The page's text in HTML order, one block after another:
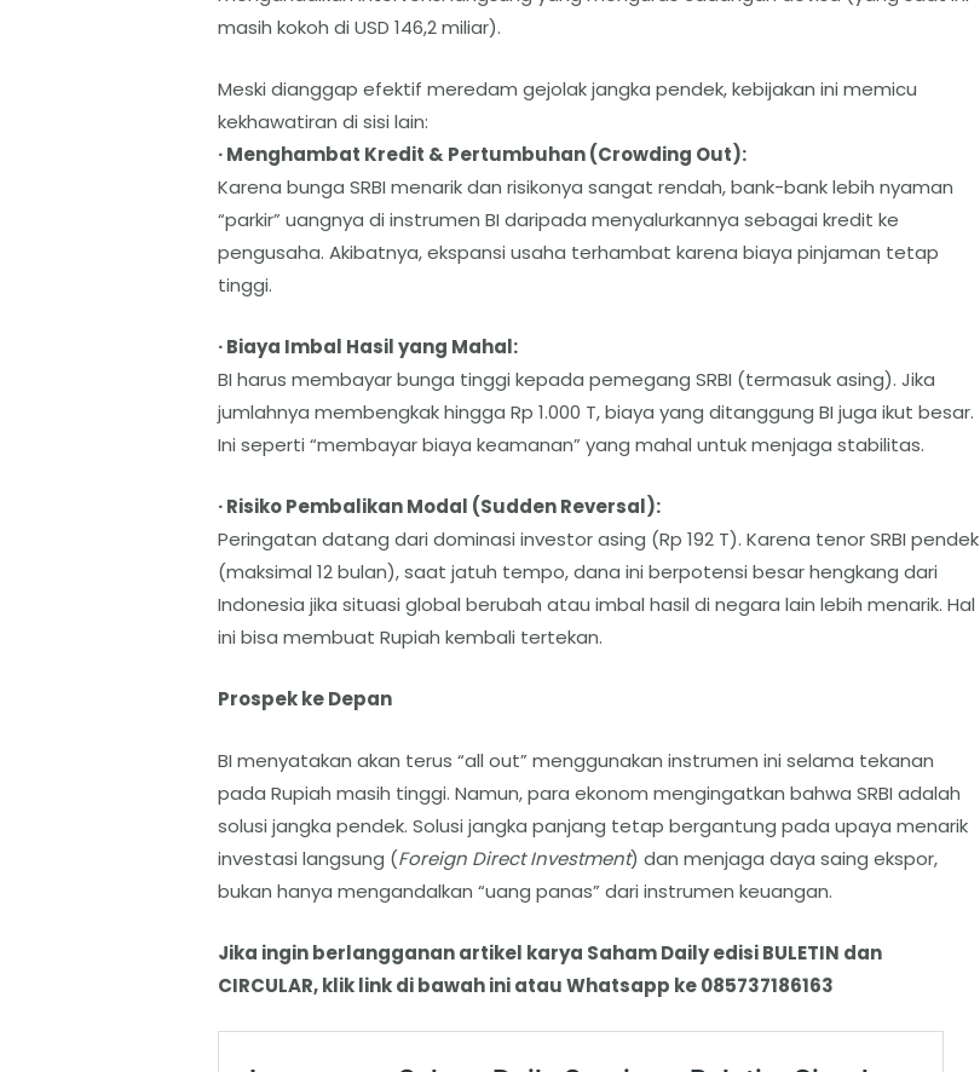
masih kokoh di USD 146,2 miliar).
Meski dianggap efektif meredam gejolak jangka pendek, kebijakan ini memicu
kekhawatiran di sisi lain:
· Menghambat Kredit & Pertumbuhan (Crowding Out):
Karena bunga SRBI menarik dan risikonya sangat rendah, bank-bank lebih nyaman
“parkir” uangnya di instrumen BI daripada menyalurkannya sebagai kredit ke
pengusaha. Akibatnya, ekspansi usaha terhambat karena biaya pinjaman tetap
tinggi.
· Biaya Imbal Hasil yang Mahal:
BI harus membayar bunga tinggi kepada pemegang SRBI (termasuk asing). Jika
jumlahnya membengkak hingga Rp 1.000 T, biaya yang ditanggung BI juga ikut besar.
Ini seperti “membayar biaya keamanan” yang mahal untuk menjaga stabilitas.
· Risiko Pembalikan Modal (Sudden Reversal):
Peringatan datang dari dominasi investor asing (Rp 192 T). Karena tenor SRBI pendek
(maksimal 12 bulan), saat jatuh tempo, dana ini berpotensi besar hengkang dari
Indonesia jika situasi global berubah atau imbal hasil di negara lain lebih menarik. Hal
ini bisa membuat Rupiah kembali tertekan.
Prospek ke Depan
BI menyatakan akan terus “all out” menggunakan instrumen ini selama tekanan
pada Rupiah masih tinggi. Namun, para ekonom mengingatkan bahwa SRBI adalah
solusi jangka pendek. Solusi jangka panjang tetap bergantung pada upaya menarik
investasi langsung (Foreign Direct Investment) dan menjaga daya saing ekspor,
bukan hanya mengandalkan “uang panas” dari instrumen keuangan.
Jika ingin berlangganan artikel karya Saham Daily edisi BULETIN dan
CIRCULAR, klik link di bawah ini atau Whatsapp ke 085737186163